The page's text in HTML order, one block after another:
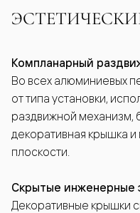
Компланарный
Во всех алюминиевых
от типа установки,
раздвижной механизм,
декоративная крышка
плоскости.
Скрытые инженерные
Декоративные крышки